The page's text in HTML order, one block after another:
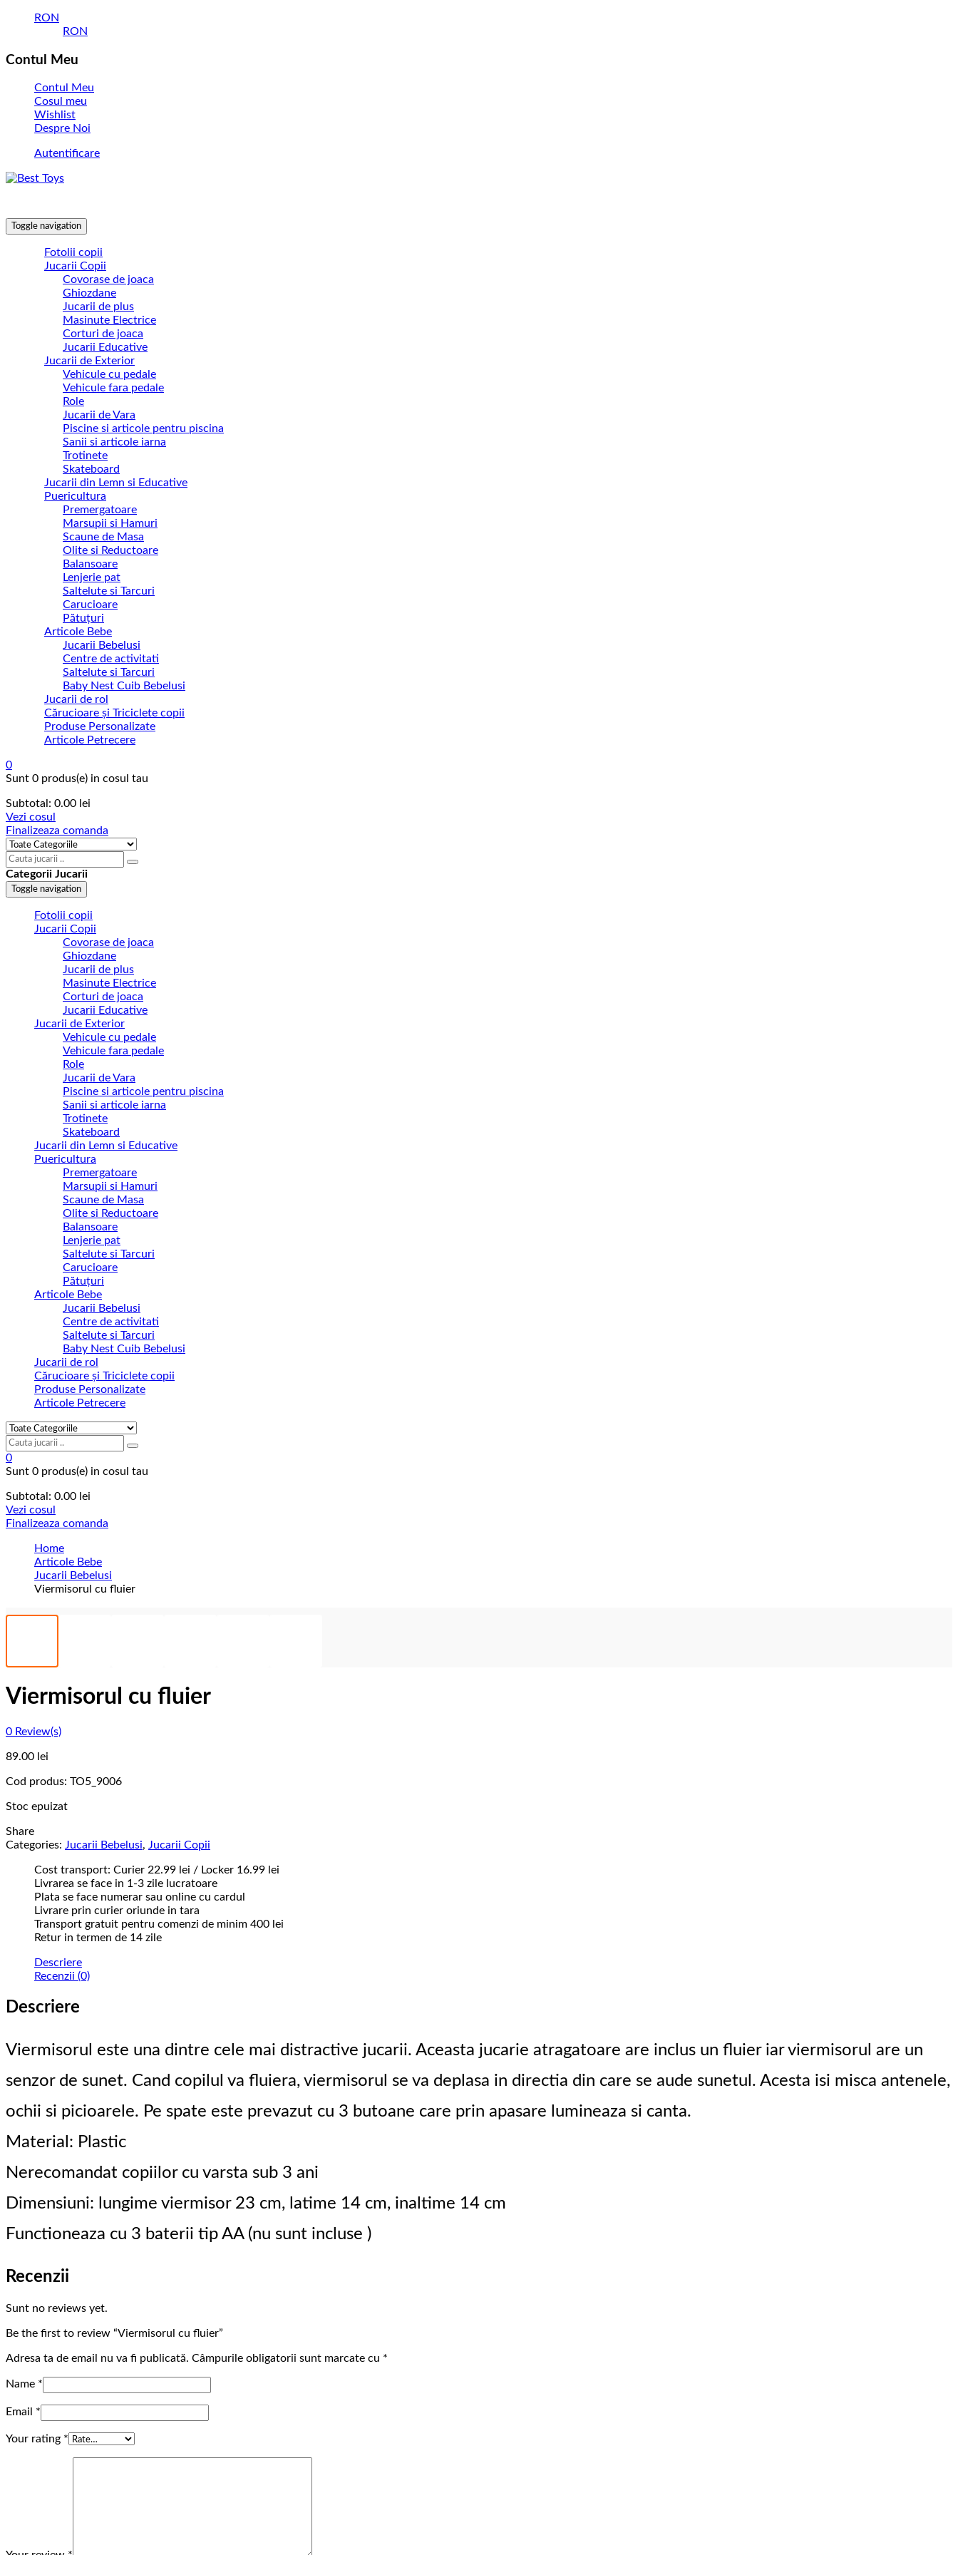
RON
RON
Contul Meu
Contul Meu
Cosul meu
Wishlist
Despre Noi
Autentificare
Toggle navigation
Fotolii copii
Jucarii Copii
Covorase de joaca
Ghiozdane
Jucarii de plus
Masinute Electrice
Corturi de joaca
Jucarii Educative
Jucarii de Exterior
Vehicule cu pedale
Vehicule fara pedale
Role
Jucarii de Vara
Piscine si articole pentru piscina
Sanii si articole iarna
Trotinete
Skateboard
Jucarii din Lemn si Educative
Puericultura
Premergatoare
Marsupii si Hamuri
Scaune de Masa
Olite si Reductoare
Balansoare
Lenjerie pat
Saltelute si Tarcuri
Carucioare
Pătuțuri
Articole Bebe
Jucarii Bebelusi
Centre de activitati
Saltelute si Tarcuri
Baby Nest Cuib Bebelusi
Jucarii de rol
Cărucioare și Triciclete copii
Produse Personalizate
Articole Petrecere
0
Sunt 0 produs(e) in cosul tau
Subtotal: 0.00 lei
Vezi cosul
Finalizeaza comanda
Categorii Jucarii
Toggle navigation
Fotolii copii
Jucarii Copii
Covorase de joaca
Ghiozdane
Jucarii de plus
Masinute Electrice
Corturi de joaca
Jucarii Educative
Jucarii de Exterior
Vehicule cu pedale
Vehicule fara pedale
Role
Jucarii de Vara
Piscine si articole pentru piscina
Sanii si articole iarna
Trotinete
Skateboard
Jucarii din Lemn si Educative
Puericultura
Premergatoare
Marsupii si Hamuri
Scaune de Masa
Olite si Reductoare
Balansoare
Lenjerie pat
Saltelute si Tarcuri
Carucioare
Pătuțuri
Articole Bebe
Jucarii Bebelusi
Centre de activitati
Saltelute si Tarcuri
Baby Nest Cuib Bebelusi
Jucarii de rol
Cărucioare și Triciclete copii
Produse Personalizate
Articole Petrecere
0
Sunt 0 produs(e) in cosul tau
Subtotal: 0.00 lei
Vezi cosul
Finalizeaza comanda
Home
Articole Bebe
Jucarii Bebelusi
Viermisorul cu fluier
Viermisorul cu fluier
0 Review(s)
89.00 lei
Cod produs: TO5_9006
Stoc epuizat
Share
Categories: Jucarii Bebelusi, Jucarii Copii
Cost transport: Curier 22.99 lei / Locker 16.99 lei
Livrarea se face in 1-3 zile lucratoare
Plata se face numerar sau online cu cardul
Livrare prin curier oriunde in tara
Transport gratuit pentru comenzi de minim 400 lei
Retur in termen de 14 zile
Descriere
Recenzii (0)
Descriere
Viermisorul este una dintre cele mai distractive jucarii. Aceasta jucarie atragatoare are inclus un fluier iar viermisorul are un
senzor de sunet. Cand copilul va fluiera, viermisorul se va deplasa in directia din care se aude sunetul. Acesta isi misca antenele,
ochii si picioarele. Pe spate este prevazut cu 3 butoane care prin apasare lumineaza si canta.
Material: Plastic
Nerecomandat copiilor cu varsta sub 3 ani
Dimensiuni: lungime viermisor 23 cm, latime 14 cm, inaltime 14 cm
Functioneaza cu 3 baterii tip AA (nu sunt incluse )
Recenzii
Sunt no reviews yet.
Be the first to review “Viermisorul cu fluier”
Adresa ta de email nu va fi publicată. Câmpurile obligatorii sunt marcate cu *
Name *
Email *
Your rating *